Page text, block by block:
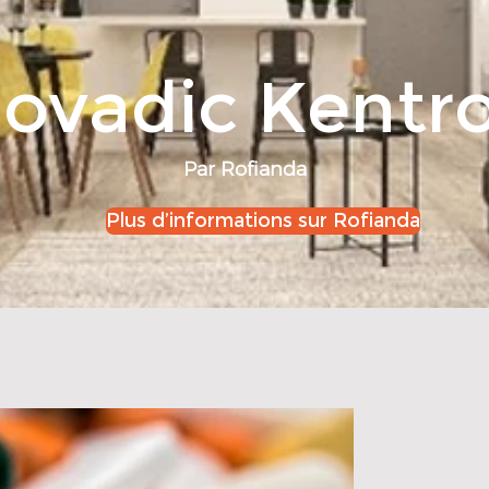
Par Rofianda
Plus d’informations sur Rofianda